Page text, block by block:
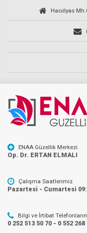
Hacıilyas
ENAA Güzellik Merkezi
Op. Dr. ERTAN ELMALI
Çalışma Saatlerimiz
Pazartesi - Cumartesi
Bilgi ve İrtibat
0 252 513 50 70 - 0 552 268